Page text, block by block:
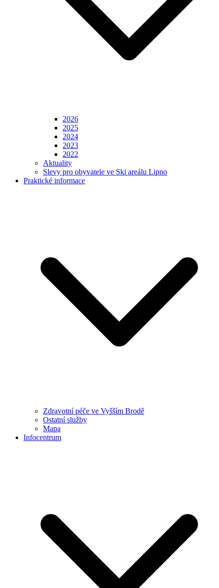
2026
2025
2024
2023
2022
Aktuality
Slevy pro obyvatele ve Ski areálu Lipno
Praktické informace
Zdravotní péče ve Vyšším Brodě
Ostatní služby
Mapa
Infocentrum